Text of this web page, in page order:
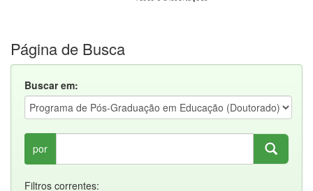
Página de Busca
Buscar em:
por
Filtros correntes: